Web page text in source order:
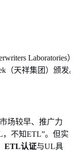
（天祥集团）颁发
场较早、推广力
不知ETL”。但实
ETL认证与UL具